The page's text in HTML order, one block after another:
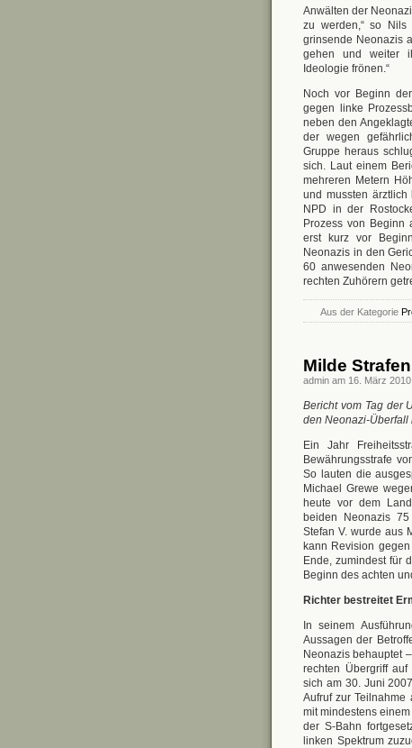
Anwälten der
zu werden,“ so Nils
grinsende Neonazis
gehen und weiter
Ideologie frönen.“
Noch vor Beginn
gegen linke
neben den
der wegen
Gruppe heraus
sich. Laut einem
mehreren Metern
und mussten
NPD in der
Prozess von Beginn
erst kurz vor
Neonazis in den
60 anwesenden
rechten Zuhörern
Aus der Kategorie
Milde
admin am 16. März
Bericht vom Tag der
den Neonazi-Überfall
Ein Jahr
Bewährungsstrafe
So lauten die
Michael Grewe
heute vor dem
beiden Neonazis
Stefan V. wurde aus
kann Revision
Ende, zumindest für
Beginn des achten
Richter bestreitet
In seinem
Aussagen der
Neonazis behauptet
rechten Übergriff
sich am 30. Juni
Aufruf zur
mit mindestens
der S-Bahn
linken Spektrum